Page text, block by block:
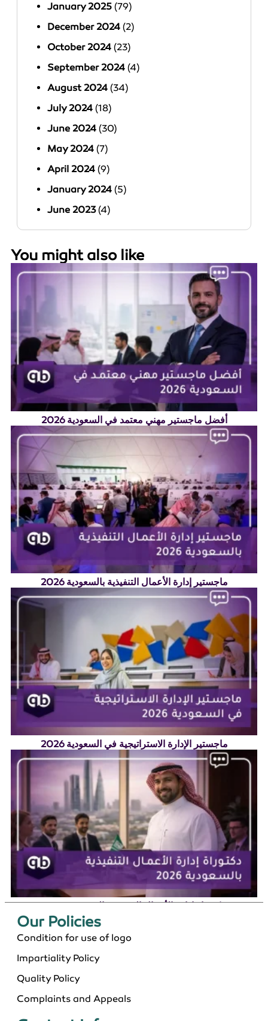
January 2025 (79)
December 2024 (2)
October 2024 (23)
September 2024 (4)
August 2024 (34)
July 2024 (18)
June 2024 (30)
May 2024 (7)
April 2024 (9)
January 2024 (5)
June 2023(4)
You might also like
أفضل ماجستير مهني معتمد في السعودية 2026
ماجستير إدارة الأعمال التنفيذية بالسعودية 2026
ماجستير الإدارة الاستراتيجية في السعودية 2026
دكتوراة إدارة الأعمال التنفيذية بالسعودية 2026
Our Policies​
Condition for use of logo
Impartiality Policy
Quality Policy
Complaints and Appeals